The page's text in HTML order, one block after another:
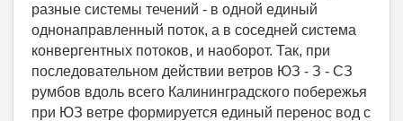
разные системы течений - в одной единый
однонаправленный поток, а в соседней система
конвергентных потоков, и наоборот. Так, при
последовательном действии ветров ЮЗ - З - СЗ
румбов вдоль всего Калининградского побережья
при ЮЗ ветре формируется единый перенос вод с